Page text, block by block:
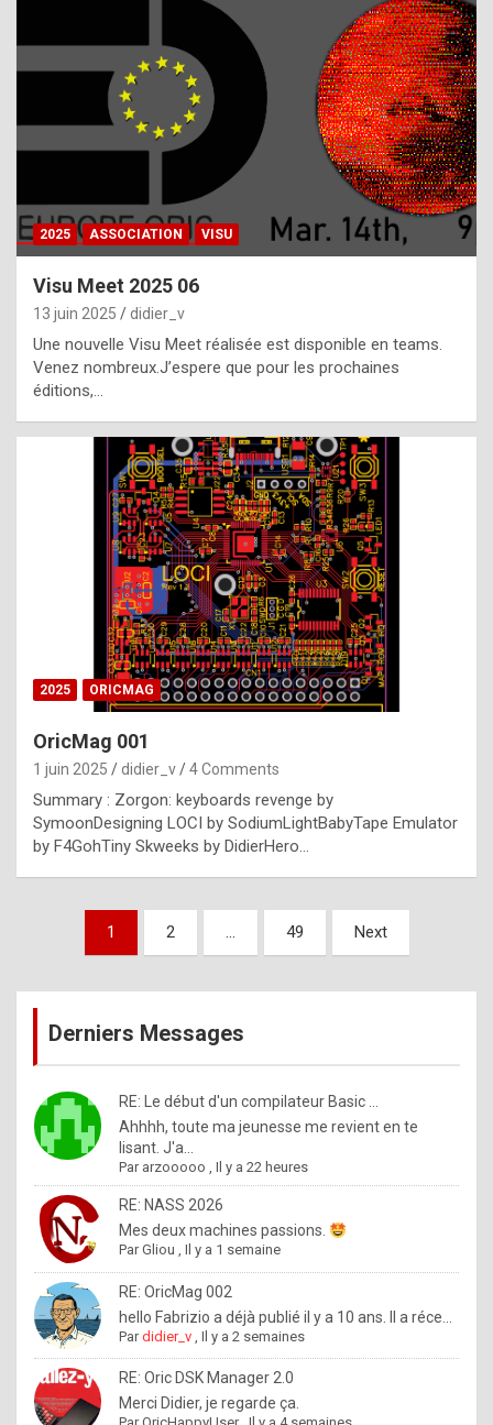
h
a
t
t
e
b
e
s
t
p
h
o
n
y
l
e
x
a
%
m
a
d
b
y
o
l
e
2025 ASSOCIATION VISU
Visu Meet 2025 06
13 juin 2025 didier_v
Une nouvelle Visu Meet réalisée est disponible en teams.
Venez nombreux.J’espere que pour les prochaines
éditions,…
2025 ORICMAG
OricMag 001
1 juin 2025 didier_v 4 Comments
Summary : Zorgon: keyboards revenge by
SymoonDesigning LOCI by SodiumLightBabyTape Emulator
by F4GohTiny Skweeks by DidierHero…
Pagination
publications
1 2 … 49 Next
Derniers Messages
RE: Le début d'un compilateur Basic ...
Ahhhh, toute ma jeunesse me revient en te
lisant. J'a...
Par arzooooo ,Il y a 22 heures
RE: NASS 2026
Mes deux machines passions.
ParGliou ,Il y a 1 semaine
RE: OricMag 002
hello Fabrizio a déjà publié il y a 10 ans. Il a réce...
Pardidier_v ,Il y a 2 semaines
RE: Oric DSK Manager 2.0
Merci Didier, je regarde ça.